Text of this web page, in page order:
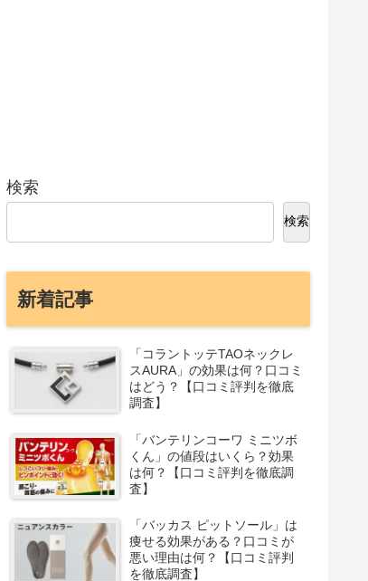
検索
検索
新着記事
「コラントッテTAOネックレ
スAURA」の効果は何？口コミ
はどう？【口コミ評判を徹底
調査】
「バンテリンコーワ ミニツボ
くん」の値段はいくら？効果
は何？【口コミ評判を徹底調
査】
「バッカス ピットソール」は
痩せる効果がある？口コミが
悪い理由は何？【口コミ評判
を徹底調査】